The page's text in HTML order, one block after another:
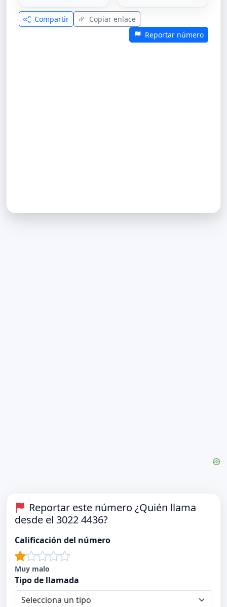
Compartir
Copiar enlace
Reportar número
Reportar este número ¿Quién llama
desde el 3022 4436?
Calificación del número
Muy malo
Tipo de llamada